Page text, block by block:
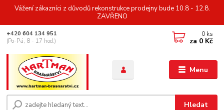
Vážení zákazníci z důvodů rekonstrukce prodejny bude 10.8 - 12.8.
ZAVŘENO
Menu
Hledat
+420 604 134 951
(Po-Pá, 8 - 17 hod.)
0 ks
za 0 Kč